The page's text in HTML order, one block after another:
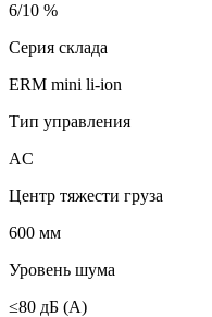
6/10 %
Серия склада
ERM mini li-ion
Тип управления
AC
Центр тяжести груза
600 мм
Уровень шума
≤80 дБ (А)